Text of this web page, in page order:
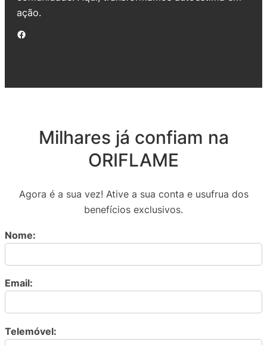
ação.
Facebook
Milhares já confiam na
ORIFLAME
Agora é a sua vez! Ative a sua conta e usufrua dos
benefícios exclusivos.
Nome:
Email:
Telemóvel: